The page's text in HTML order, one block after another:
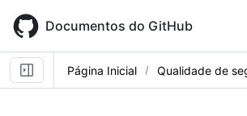
main
content
Documentos do GitHub
Página Inicial Qualidade de